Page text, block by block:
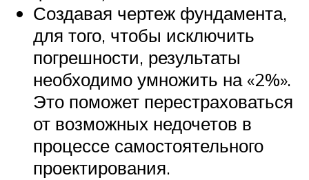
Создавая чертеж фундамента,
для того, чтобы исключить
погрешности, результаты
необходимо умножить на «2%».
Это поможет перестраховаться
от возможных недочетов в
процессе самостоятельного
проектирования.